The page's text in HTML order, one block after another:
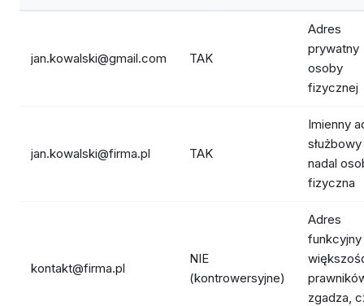
jan.kowalski@gmail.com TAK
Adres
prywatny
osoby
fizycznej
jan.kowalski@firma.pl TAK
Imienny
nadal
fizyczna
kontakt@firma.pl
NIE
(kontrowersyjne)
Adres
zgadza,